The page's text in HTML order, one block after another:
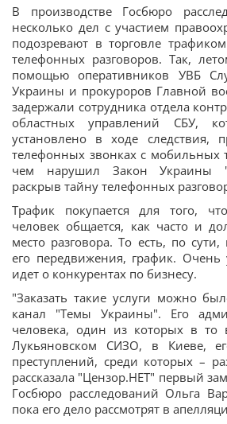
В производстве Госбюро
несколько дел с участием
подозревают в торговле
телефонных разговоров. Так,
помощью оперативников УВБ
Украины и прокуроров Главной
задержали сотрудника отдела
областных управлений СБУ,
установлено в ходе следствия,
телефонных звонках с мобильных
чем нарушил Закон Украины
раскрыв тайну телефонных
Трафик покупается для того,
человек общается, как часто и
место разговора. То есть, по сути,
его передвижения, график. Очень
идет о конкурентах по бизнесу.
"Заказать такие услуги можно
канал "Темы Украины". Его
человека, один из которых в то
Лукьяновском СИЗО, в Киеве,
преступлений, среди которых –
рассказала "Цензор.НЕТ" первый
Госбюро расследований Ольга
пока его дело рассмотрят в